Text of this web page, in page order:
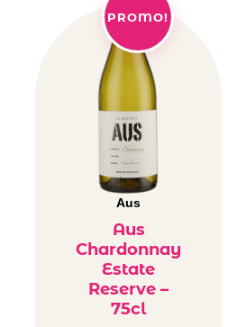
PROMO!
Aus
Aus
Chardonnay
Estate
Reserve –
75cl